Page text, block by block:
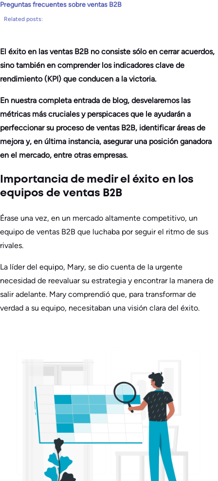
Preguntas frecuentes sobre ventas B2B
Related posts:
El éxito en las ventas B2B no consiste sólo en cerrar acuerdos,
sino también en comprender los indicadores clave de
rendimiento (KPI) que conducen a la victoria.
En nuestra completa entrada de blog, desvelaremos las
métricas más cruciales y perspicaces que le ayudarán a
perfeccionar su proceso de ventas B2B, identificar áreas de
mejora y, en última instancia, asegurar una posición ganadora
en el mercado, entre otras empresas.
Importancia de medir el éxito en los
equipos de ventas B2B
Érase una vez, en un mercado altamente competitivo, un
equipo de ventas B2B que luchaba por seguir el ritmo de sus
rivales.
La líder del equipo, Mary, se dio cuenta de la urgente
necesidad de reevaluar su estrategia y encontrar la manera de
salir adelante. Mary comprendió que, para transformar de
verdad a su equipo, necesitaban una visión clara del éxito.